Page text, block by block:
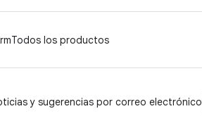
Todos los productos
y sugerencias por correo electrónico